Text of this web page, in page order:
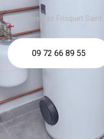
chaudière gaz Frisquet Saint
09 72 66 89 55